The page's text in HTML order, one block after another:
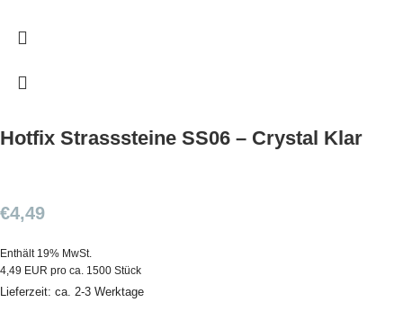
Hotfix Strasssteine SS06 – Crystal Klar
€4,49
Enthält 19% MwSt.
4,49 EUR pro ca. 1500 Stück
Lieferzeit: ca. 2-3 Werktage